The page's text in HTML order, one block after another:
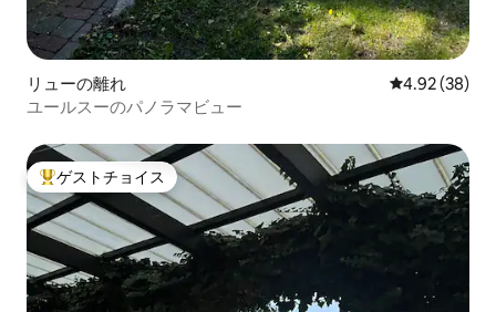
リューの離れ レビュー38
4.92 (38)
ユールスーのパノラマビュー
大好評のゲストチョイスです。
ゲストチョイス